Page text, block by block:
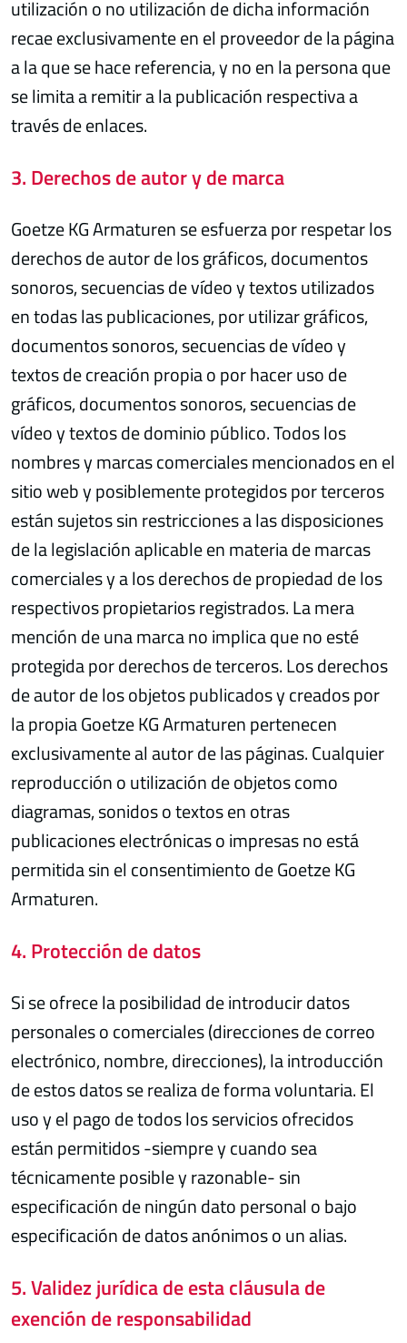
utilización o no utilización de dicha información
recae exclusivamente en el proveedor de la página
a la que se hace referencia, y no en la persona que
se limita a remitir a la publicación respectiva a
través de enlaces.
3. Derechos de autor y de marca
Goetze KG Armaturen se esfuerza por respetar los
derechos de autor de los gráficos, documentos
sonoros, secuencias de vídeo y textos utilizados
en todas las publicaciones, por utilizar gráficos,
documentos sonoros, secuencias de vídeo y
textos de creación propia o por hacer uso de
gráficos, documentos sonoros, secuencias de
vídeo y textos de dominio público. Todos los
nombres y marcas comerciales mencionados en el
sitio web y posiblemente protegidos por terceros
están sujetos sin restricciones a las disposiciones
de la legislación aplicable en materia de marcas
comerciales y a los derechos de propiedad de los
respectivos propietarios registrados. La mera
mención de una marca no implica que no esté
protegida por derechos de terceros. Los derechos
de autor de los objetos publicados y creados por
la propia Goetze KG Armaturen pertenecen
exclusivamente al autor de las páginas. Cualquier
reproducción o utilización de objetos como
diagramas, sonidos o textos en otras
publicaciones electrónicas o impresas no está
permitida sin el consentimiento de Goetze KG
Armaturen.
4. Protección de datos
Si se ofrece la posibilidad de introducir datos
personales o comerciales (direcciones de correo
electrónico, nombre, direcciones), la introducción
de estos datos se realiza de forma voluntaria. El
uso y el pago de todos los servicios ofrecidos
están permitidos -siempre y cuando sea
técnicamente posible y razonable- sin
especificación de ningún dato personal o bajo
especificación de datos anónimos o un alias.
5. Validez jurídica de esta cláusula de
exención de responsabilidad